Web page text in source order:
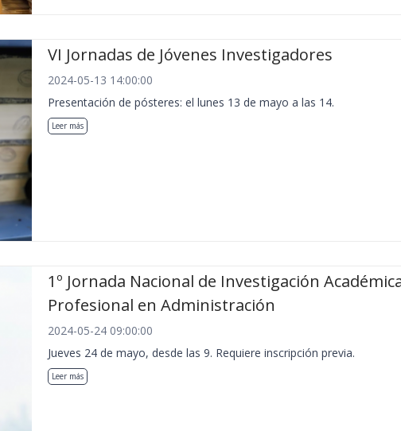
VI Jornadas de Jóvenes Investigadores
2024-05-13 14:00:00
Presentación de pósteres: el lunes 13 de mayo a las 14.
Leer más
1º Jornada Nacional de Investigación
Profesional en Administración
2024-05-24 09:00:00
Jueves 24 de mayo, desde las 9. Requiere inscripción previa.
Leer más